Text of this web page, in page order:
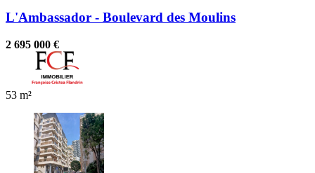
L'Ambassador - Boulevard des Moulins
2 695 000 €
53 m²